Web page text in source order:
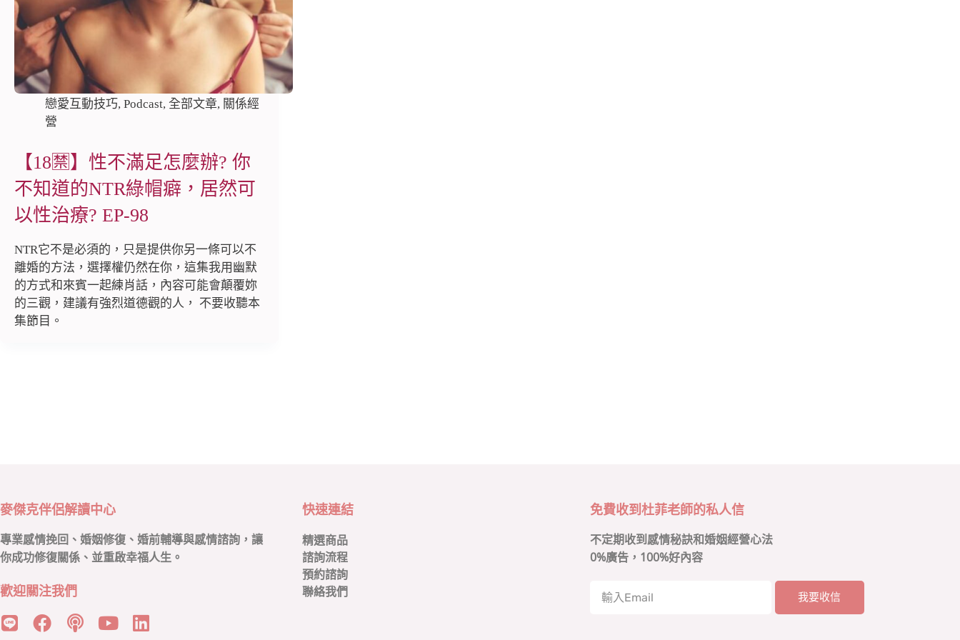
戀愛互動技巧, Podcast, 全部文章, 關係經
營
【18🈲️】性不滿足怎麼辦? 你
不知道的NTR綠帽癖，居然可
以性治療? EP-98
NTR它不是必須的，只是提供你另一條可以不
離婚的方法，選擇權仍然在你，這集我用幽默
的方式和來賓一起練肖話，內容可能會顛覆妳
的三觀，建議有強烈道德觀的人， 不要收聽本
集節目。
麥傑克伴侶解讀中心
專業感情挽回、婚姻修復、婚前輔導與感情諮詢，讓
你成功修復關係、並重啟幸福人生。
歡迎關注我們
快速連結
精選商品
諮詢流程
預約諮詢
聯絡我們
免費收到杜菲老師的私人信
不定期收到感情秘訣和婚姻經營心法
0%廣告，100%好內容
我要收信